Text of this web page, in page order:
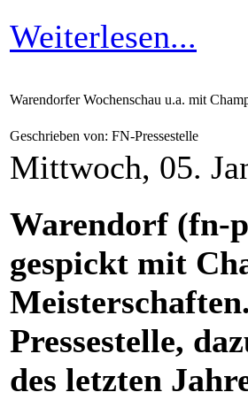
Weiterlesen...
Warendorfer Wochenschau u.a. mit
Geschrieben von: FN-Pressestelle
Mittwoch, 05.
Warendorf (fn-
gespickt mit
Pressestelle,
des letzten